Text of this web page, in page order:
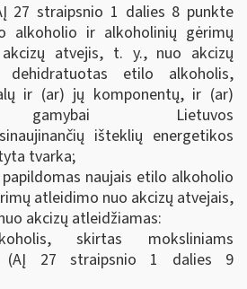
27 straipsnio 1 dalies 8 punkte
alkoholio ir alkoholinių gėrimų
atvejis, t. y., nuo akcizų
dehidratuotas etilo alkoholis,
ir (ar) jų komponentų, ir (ar)
Lietuvos
išteklių energetikos
tvarka;
naujais etilo alkoholio
atleidimo nuo akcizų atvejais,
akcizų atleidžiamas:
skirtas moksliniams
(AĮ 27 straipsnio 1 dalies 9